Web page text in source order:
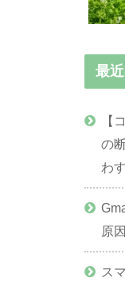
最
【
の
わ
原
ス